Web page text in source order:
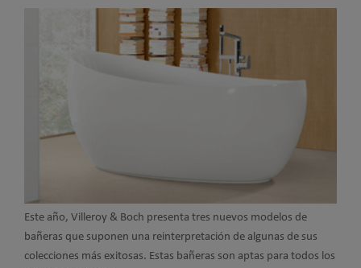
Este año, Villeroy & Boch presenta tres nuevos modelos de
bañeras que suponen una reinterpretación de algunas de sus
colecciones más exitosas. Estas bañeras son aptas para todos los